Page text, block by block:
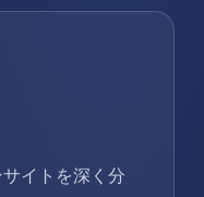
イトを深く分